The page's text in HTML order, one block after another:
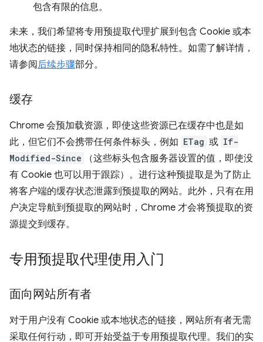
包含有限的信息。
未来，我们希望将专用预提取代理扩展到包含 Cookie 或本
地状态的链接，同时保持相同的隐私特性。如需了解详情，
请参阅后续步骤部分。
缓存
Chrome 会预加载资源，即使这些资源已在缓存中也是如
此，但它们不会携带任何条件标头，例如 ETag 或 If-
Modified-Since
（这些标头包含服务器设置的值，即使没
有 Cookie 也可以用于跟踪）。进行这种预提取是为了防止
将客户端的缓存状态泄露到预提取的网站。此外，只有在用
户决定导航到预提取的网站时，Chrome 才会将预提取的资
源提交到缓存。
专用预提取代理使用入门
面向网站所有者
对于用户没有 Cookie 或本地状态的链接，网站所有者无需
采取任何行动，即可开始受益于专用预提取代理。我们的实